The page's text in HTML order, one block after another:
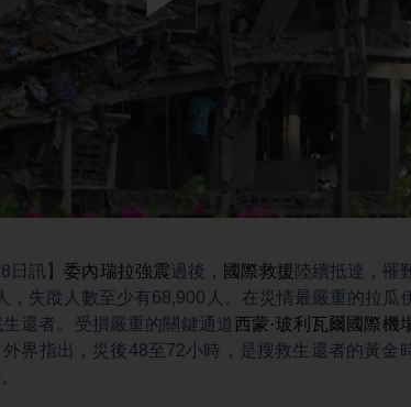
日訊】委內瑞拉強震過後， 國際救援 陸續抵達，罹
，失蹤人數至少有68,900人。在災情最嚴重的拉瓜
還者。受損嚴重的關鍵通道西蒙·玻利瓦爾國際機
界指出，災後48至72小時，是搜救生還者的黃金